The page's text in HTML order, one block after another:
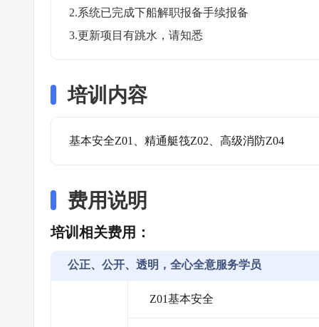
2.系统已完成下船解职报备手续报备
3.更新项目有跳水，请知悉
培训内容
基本安全Z01、精通艇筏Z02、高级消防Z04
费用说明
培训相关费用：
公正、公开、透明，全心全意服务学员
Z01基本安全